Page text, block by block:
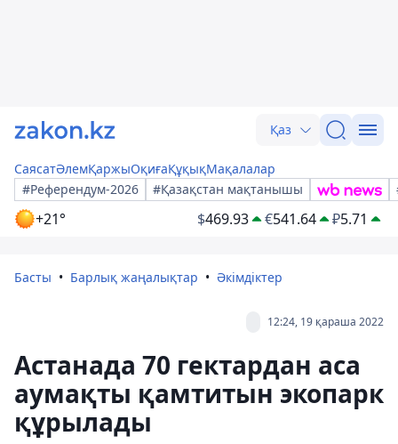
Қаз
СаясатӘлемҚаржыОқиғаҚұқықМақалалар
#Референдум-2026
#Қазақстан мақтанышы
+21° $469.93 €541.64 ₽5.71
Басты Барлық жаңалықтар Әкімдіктер
12:24, 19 қараша 2022
Астанада 70 гектардан аса
аумақты қамтитын экопарк
құрылады